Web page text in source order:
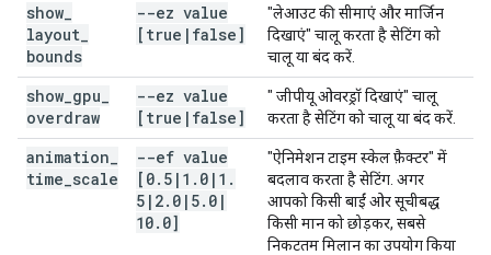
show
layout
bounds
--ez value
[true | false]
"लेआउट की सीमाएं और मार्जिन
दिखाएं" चालू करता है सेटिंग को
चालू या बंद करें.
show gpu
overdraw
--ez value
[true | false]
" जीपीयू ओवरड्रॉ दिखाएं" चालू
करता है सेटिंग को चालू या बंद करें.
animation
time scale
--ef value
[0. 5 | 1 . 0 | 1 .
5 | 2. 0 | 5. 0 |
10. 0]
"ऐनिमेशन टाइम स्केल फ़ैक्टर" में
बदलाव करता है सेटिंग. अगर
आपको किसी बाईं ओर सूचीबद्ध
किसी मान को छोड़कर, सबसे
निकटतम मिलान का उपयोग किया